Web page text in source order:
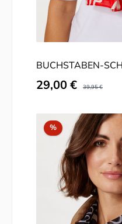
BUCHSTABEN-
Verkaufspreis:
29,00 € Regulärer Preis:
39,95 €
%Rabatt